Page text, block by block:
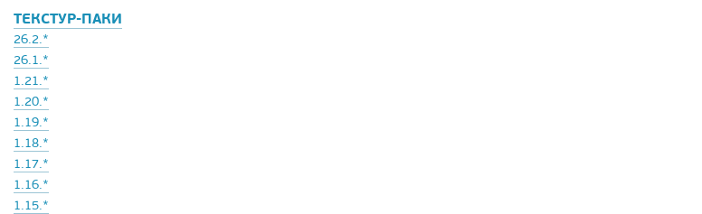
ТЕКСТУР-ПАКИ
26.2.*
26.1.*
1.21.*
1.20.*
1.19.*
1.18.*
1.17.*
1.16.*
1.15.*